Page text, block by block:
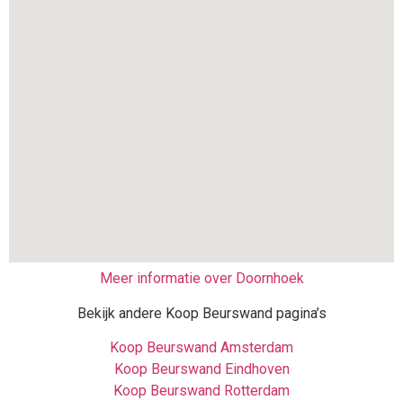
Meer informatie over Doornhoek
Bekijk andere Koop Beurswand pagina’s
Koop Beurswand Amsterdam
Koop Beurswand Eindhoven
Koop Beurswand Rotterdam